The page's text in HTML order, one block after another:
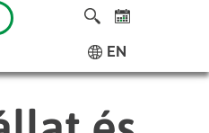
EN